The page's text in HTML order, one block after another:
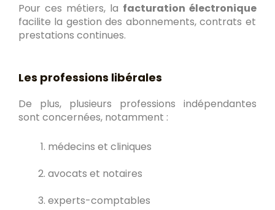
Pour ces métiers, la facturation électronique
facilite la gestion des abonnements, contrats et
prestations continues.
Les professions libérales
De plus, plusieurs professions indépendantes
sont concernées, notamment :
médecins et cliniques
avocats et notaires
experts-comptables